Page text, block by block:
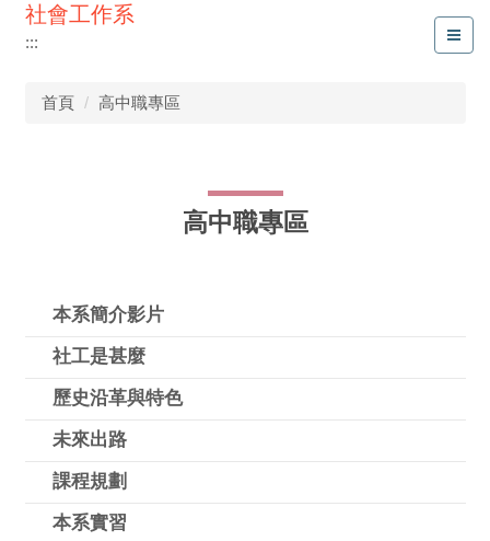
社會工作系
:::
首頁 高中職專區
高中職專區
本系簡介影片
社工是甚麼
歷史沿革與特色
未來出路
課程規劃
本系實習